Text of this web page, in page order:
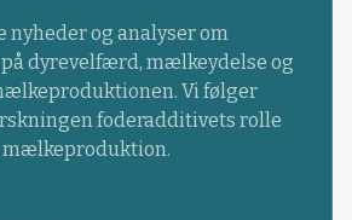
nyheder og analyser om
dyrevelfærd, mælkeydelse og
Vi følger
foderadditivets rolle